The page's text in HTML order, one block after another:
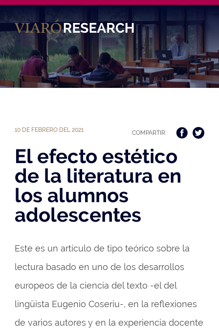
10 DE FEBRERO DEL 2021 COMPARTIR:
El efecto estético
de la literatura en
los alumnos
adolescentes
Este es un artículo de tipo teórico sobre la
lectura basado en uno de los desarrollos
europeos de la ciencia del texto -el del
lingüista Eugenio Coseriu-, en la reflexiones
de varios autores y en la experiencia docente